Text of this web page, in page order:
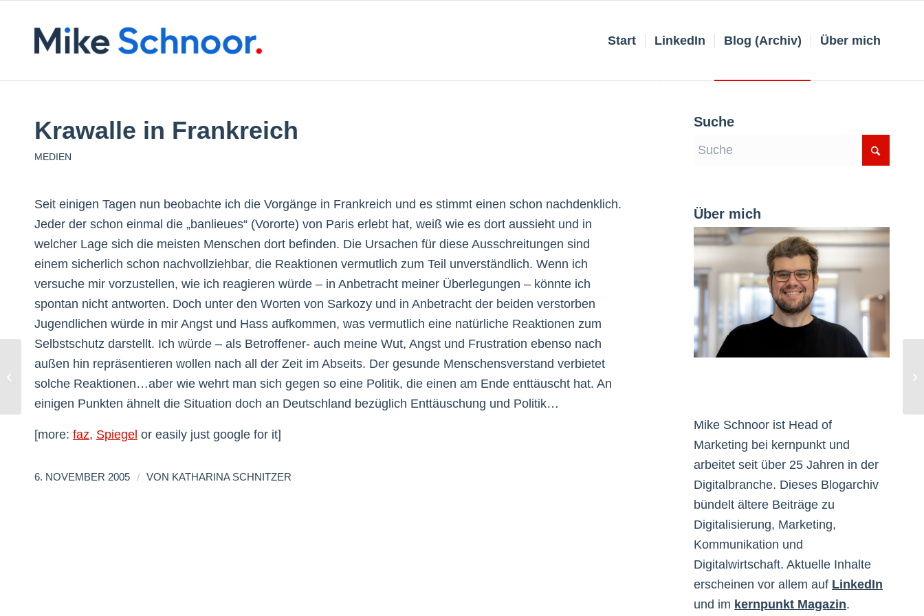
Start LinkedIn Blog (Archiv) Über mich
Krawalle in Frankreich
MEDIEN
Seit einigen Tagen nun beobachte ich die Vorgänge in Frankreich und es stimmt einen schon nachdenklich.
Jeder der schon einmal die „banlieues“ (Vororte) von Paris erlebt hat, weiß wie es dort aussieht und in
welcher Lage sich die meisten Menschen dort befinden. Die Ursachen für diese Ausschreitungen sind
einem sicherlich schon nachvollziehbar, die Reaktionen vermutlich zum Teil unverständlich. Wenn ich
versuche mir vorzustellen, wie ich reagieren würde – in Anbetracht meiner Überlegungen – könnte ich
spontan nicht antworten. Doch unter den Worten von Sarkozy und in Anbetracht der beiden verstorben
Jugendlichen würde in mir Angst und Hass aufkommen, was vermutlich eine natürliche Reaktionen zum
Selbstschutz darstellt. Ich würde – als Betroffener- auch meine Wut, Angst und Frustration ebenso nach
außen hin repräsentieren wollen nach all der Zeit im Abseits. Der gesunde Menschensverstand verbietet
solche Reaktionen…aber wie wehrt man sich gegen so eine Politik, die einen am Ende enttäuscht hat. An
einigen Punkten ähnelt die Situation doch an Deutschland bezüglich Enttäuschung und Politik…
[more: faz, Spiegel or easily just google for it]
6. NOVEMBER 2005 / VON KATHARINA SCHNITZER
Suche
Über mich
Mike Schnoor ist Head of
Marketing bei kernpunkt und
arbeitet seit über 25 Jahren in der
Digitalbranche. Dieses Blogarchiv
bündelt ältere Beiträge zu
Digitalisierung, Marketing,
Kommunikation und
Digitalwirtschaft. Aktuelle Inhalte
erscheinen vor allem auf LinkedIn
und im kernpunkt Magazin.